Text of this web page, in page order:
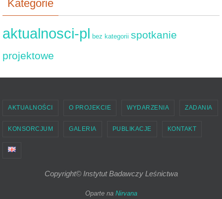
Kategorie
aktualnosci-pl bez kategorii spotkanie
projektowe
AKTUALNOŚCI O PROJEKCIE WYDARZENIA ZADANIA
KONSORCJUM GALERIA PUBLIKACJE KONTAKT
Copyright© Instytut Badawczy Leśnictwa
Oparte na Nirvana